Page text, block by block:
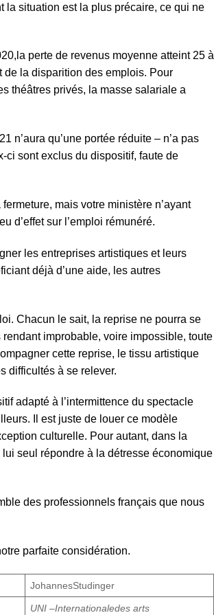
la situation est la plus précaire, ce qui ne
perte de revenus moyenne atteint 25 à
de la disparition des emplois. Pour
théâtres privés, la masse salariale a
n’aura qu’une portée réduite – n’a pas
ci sont exclus du dispositif, faute de
mais votre ministère n’ayant
d’effet sur l’emploi rémunéré.
les entreprises artistiques et leurs
déjà d’une aide, les autres
Chacun le sait, la reprise ne pourra se
improbable, voire impossible, toute
cette reprise, le tissu artistique
difficultés à se relever.
adapté à l’intermittence du spectacle
Il est juste de louer ce modèle
culturelle. Pour autant, dans la
seul répondre à la détresse économique
des professionnels français que nous
parfaite considération.
JohannesStudinger
UNI –Internationaledes arts